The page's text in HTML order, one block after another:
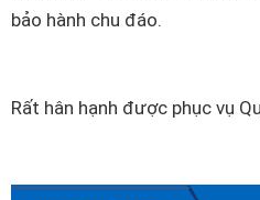
bảo hành chu đáo.
Rất hân hạnh được phục vụ